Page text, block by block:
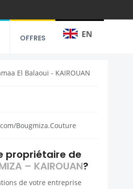
OFFRES EN
El Balaoui - KAIROUAN
Bougmiza.Couture
propriétaire de
– KAIROUAN?
de votre entreprise